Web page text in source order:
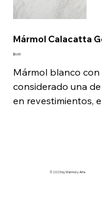
Mármol Calacatta
Precio
$0.00
Mármol blanco con
considerado una
en revestimientos,
© 2025 by Mármol y Arte